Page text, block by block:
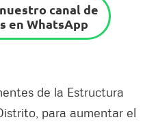
canal de
en WhatsApp
de la Estructura
para aumentar el